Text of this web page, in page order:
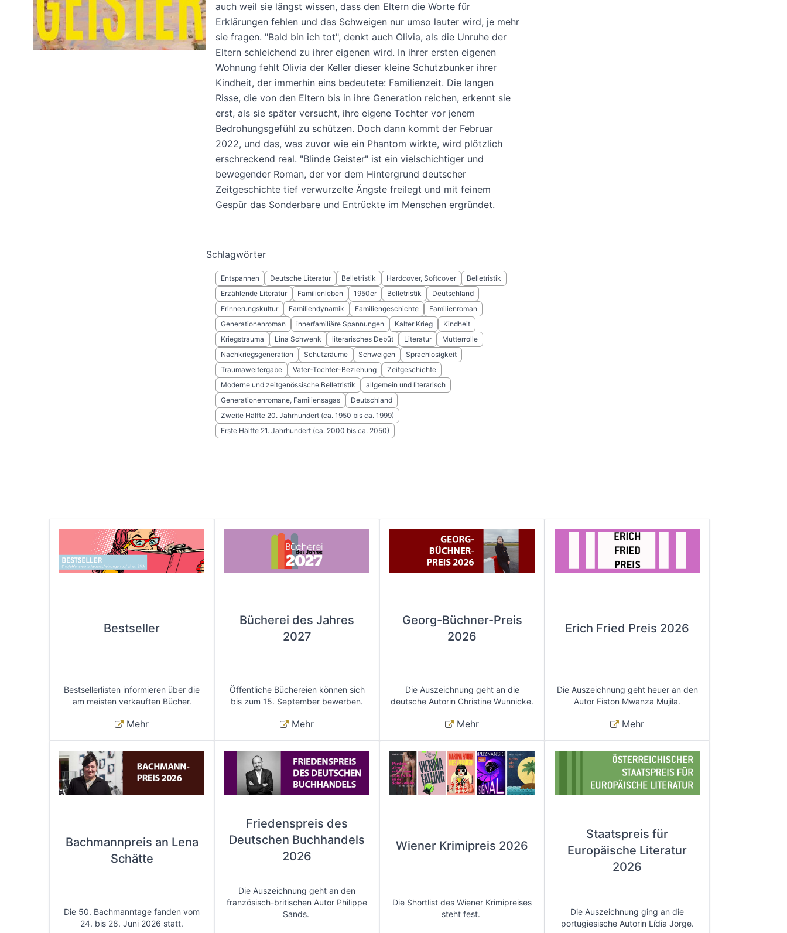
auch weil sie längst wissen, dass den Eltern die Worte für
Erklärungen fehlen und das Schweigen nur umso lauter wird, je mehr
sie fragen. "Bald bin ich tot", denkt auch Olivia, als die Unruhe der
Eltern schleichend zu ihrer eigenen wird. In ihrer ersten eigenen
Wohnung fehlt Olivia der Keller dieser kleine Schutzbunker ihrer
Kindheit, der immerhin eins bedeutete: Familienzeit. Die langen
Risse, die von den Eltern bis in ihre Generation reichen, erkennt sie
erst, als sie später versucht, ihre eigene Tochter vor jenem
Bedrohungsgefühl zu schützen. Doch dann kommt der Februar
2022, und das, was zuvor wie ein Phantom wirkte, wird plötzlich
erschreckend real. "Blinde Geister" ist ein vielschichtiger und
bewegender Roman, der vor dem Hintergrund deutscher
Zeitgeschichte tief verwurzelte Ängste freilegt und mit feinem
Gespür das Sonderbare und Entrückte im Menschen ergründet.
Schlagwörter
Entspannen Deutsche Literatur Belletristik Hardcover, Softcover
Belletristik
Erzählende Literatur
Familienleben 1950er Belletristik
Deutschland
Erinnerungskultur
Familiendynamik Familiengeschichte
Familienroman
Generationenroman
innerfamiliäre Spannungen Kalter Krieg
Kindheit
Kriegstrauma
Lina Schwenk literarisches Debüt Literatur
Mutterrolle
Nachkriegsgeneration
Schutzräume Schweigen
Sprachlosigkeit
Traumaweitergabe
Vater-Tochter-Beziehung
Zeitgeschichte
Moderne und zeitgenössische Belletristik
allgemein und literarisch
Generationenromane, Familiensagas
Deutschland
Zweite Hälfte 20. Jahrhundert (ca. 1950 bis ca. 1999)
Erste Hälfte 21. Jahrhundert (ca. 2000 bis ca. 2050)
Bestseller
Bestsellerlisten informieren über die
am meisten verkauften Bücher.
Mehr
Bücherei des Jahres
2027
Öffentliche Büchereien können sich
bis zum 15. September bewerben.
Mehr
Georg-Büchner-Preis
2026
Die Auszeichnung geht an die
deutsche Autorin Christine Wunnicke.
Mehr
Erich Fried Preis 2026
Die Auszeichnung geht heuer an den
Autor Fiston Mwanza Mujila.
Mehr
Bachmannpreis an Lena
Schätte
Die 50. Bachmanntage fanden vom
24. bis 28. Juni 2026 statt.
Friedenspreis des
Deutschen Buchhandels
2026
Die Auszeichnung geht an den
französisch-britischen Autor Philippe
Sands.
Wiener Krimipreis 2026
Die Shortlist des Wiener Krimipreises
steht fest.
Staatspreis für
Europäische Literatur
2026
Die Auszeichnung ging an die
portugiesische Autorin Lídia Jorge.